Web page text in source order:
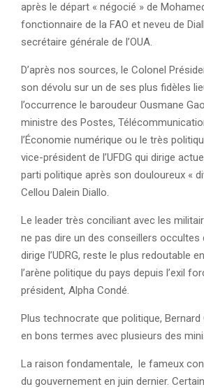
après le départ « négocié » de
fonctionnaire de la FAO et neveu de
secrétaire générale de l’OUA.
D’après nos sources, le Colonel
son dévolu sur un de ses plus fidèles
l’occurrence le baroudeur Ousmane
ministre des Postes,
l’Économie numérique ou le très
vice-président de l’UFDG qui dirige
parti politique après son douloureux «
Cellou Dalein Diallo.
Le leader très conciliant avec les
ne pas dire un des conseillers occultes
dirige l’UDRG, reste le plus redoutable
l’arène politique du pays depuis l’exil
président, Alpha Condé.
Plus technocrate que politique, Bernard
en bons termes avec plusieurs des
La raison fondamentale, le fameux
du gouvernement en juin dernier.